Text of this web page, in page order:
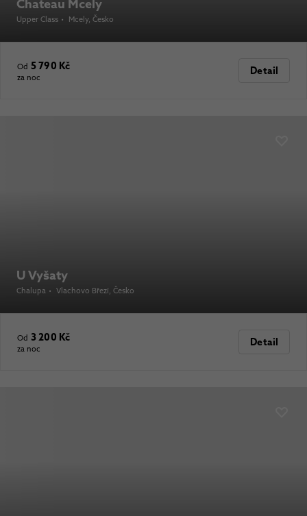
Chateau Mcely
Upper Class • Mcely, Česko
Od 5 790 Kč
za noc
Detail
U Vyšaty
Chalupa • Vlachovo Březí, Česko
Od 3 200 Kč
za noc
Detail